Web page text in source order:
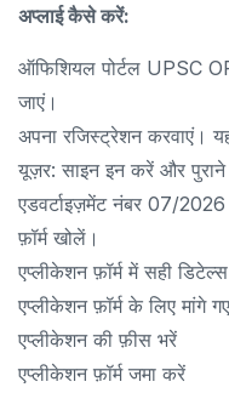
अप्लाई कैसे करें:
ऑफिशियल पोर्टल UPSC
जाएं।
अपना रजिस्ट्रेशन करवाएं।
यूज़र: साइन इन करें और
एडवर्टाइज़मेंट नंबर 07/
फ़ॉर्म खोलें।
एप्लीकेशन फ़ॉर्म में सही
एप्लीकेशन फ़ॉर्म के लिए मांगे
एप्लीकेशन की फ़ीस भरें
एप्लीकेशन फ़ॉर्म जमा करें